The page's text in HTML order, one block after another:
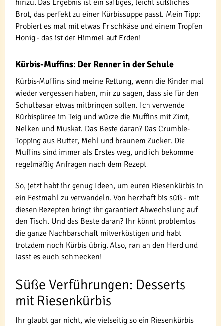
hinzu. Das Ergebnis ist ein saftiges, leicht süßliches
Brot, das perfekt zu einer Kürbissuppe passt. Mein Tipp:
Probiert es mal mit etwas Frischkäse und einem Tropfen
Honig - das ist der Himmel auf Erden!
Kürbis-Muffins: Der Renner in der Schule
Kürbis-Muffins sind meine Rettung, wenn die Kinder mal
wieder vergessen haben, mir zu sagen, dass sie für den
Schulbasar etwas mitbringen sollen. Ich verwende
Kürbispüree im Teig und würze die Muffins mit Zimt,
Nelken und Muskat. Das Beste daran? Das Crumble-
Topping aus Butter, Mehl und braunem Zucker. Die
Muffins sind immer als Erstes weg, und ich bekomme
regelmäßig Anfragen nach dem Rezept!
So, jetzt habt ihr genug Ideen, um euren Riesenkürbis in
ein Festmahl zu verwandeln. Von herzhaft bis süß - mit
diesen Rezepten bringt ihr garantiert Abwechslung auf
den Tisch. Und das Beste daran? Ihr könnt problemlos
die ganze Nachbarschaft mitverköstigen und habt
trotzdem noch Kürbis übrig. Also, ran an den Herd und
lasst es euch schmecken!
Süße Verführungen: Desserts
mit Riesenkürbis
Ihr glaubt gar nicht, wie vielseitig so ein Riesenkürbis